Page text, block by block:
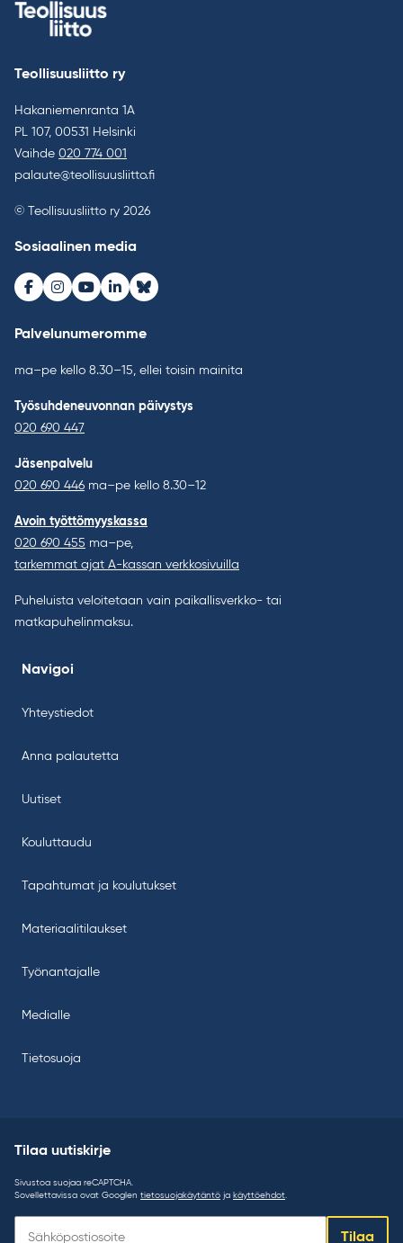
Teollisuusliitto ry
Hakaniemenranta 1A
PL 107, 00531 Helsinki
Vaihde 020 774 001
palaute@teollisuusliitto.fi
© Teollisuusliitto ry 2026
Sosiaalinen media
Facebook
Instagram
Youtube
LinkedInBluesky
Palvelunumeromme
ma–pe kello 8.30–15, ellei toisin mainita
Työsuhdeneuvonnan päivystys
020 690 447
Jäsenpalvelu
020 690 446 ma–pe kello 8.30–12
Avoin työttömyyskassa
020 690 455 ma–pe,
tarkemmat ajat A-kassan verkkosivuilla
Puheluista veloitetaan vain paikallisverkko- tai
matkapuhelinmaksu.
Navigoi
Yhteystiedot
Anna palautetta
Uutiset
Kouluttaudu
Tapahtumat ja koulutukset
Materiaalitilaukset
Työnantajalle
Medialle
Tietosuoja
Tilaa uutiskirje
Sivustoa suojaa reCAPTCHA.
Sovellettavissa ovat Googlen tietosuojakäytäntö ja käyttöehdot.
uutiskirje:
Tilaa